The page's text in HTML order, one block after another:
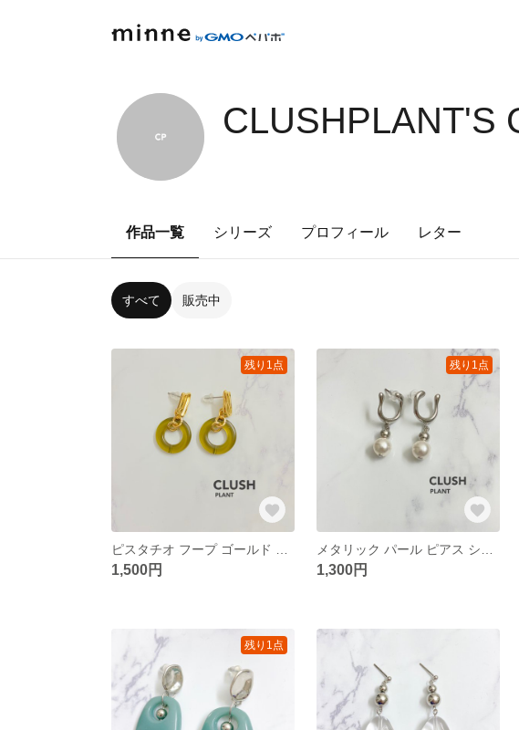
CLUSHPLANT'S
作品一覧 シリーズ プロフィール レター
すべて 販売中
残り1点
1,500円
残り1点
1,300円
残り1点